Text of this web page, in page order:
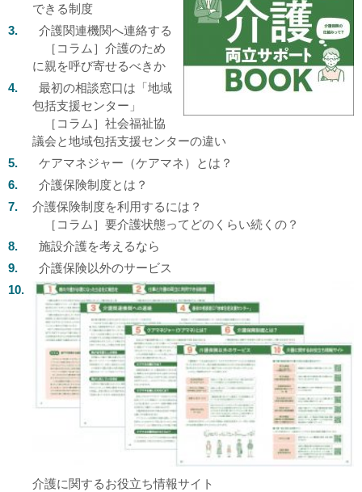
できる制度
介護関連機関へ連絡する
［コラム］介護のため
に親を呼び寄せるべきか
最初の相談窓口は「地域
包括支援センター」
［コラム］社会福祉協
議会と地域包括支援センターの違い
ケアマネジャー（ケアマネ）とは？
介護保険制度とは？
介護保険制度を利用するには？
［コラム］要介護状態ってどのくらい続くの？
施設介護を考えるなら
介護保険以外のサービス
介護に関するお役立ち情報サイト